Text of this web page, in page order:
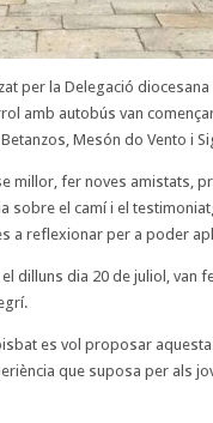
per la Delegació
amb autobús van
Mesón do Vento i
millor, fer noves amistats,
el camí i el
a reflexionar per a poder
dilluns dia 20 de juliol, van
es vol proposar
que suposa per als